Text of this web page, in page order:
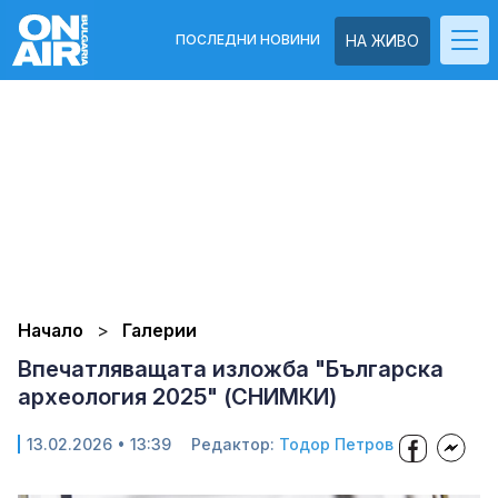
НА ЖИВО
ПОСЛЕДНИ НОВИНИ
Начало Галерии
Впечатляващата изложба "Българска
археология 2025" (СНИМКИ)
13.02.2026 • 13:39 Редактор: Тодор Петров